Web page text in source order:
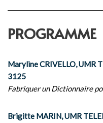
PROGRAMME
Maryline CRIVELLO, UMR
3125
Fabriquer un Dictionnaire
Brigitte MARIN, UMR